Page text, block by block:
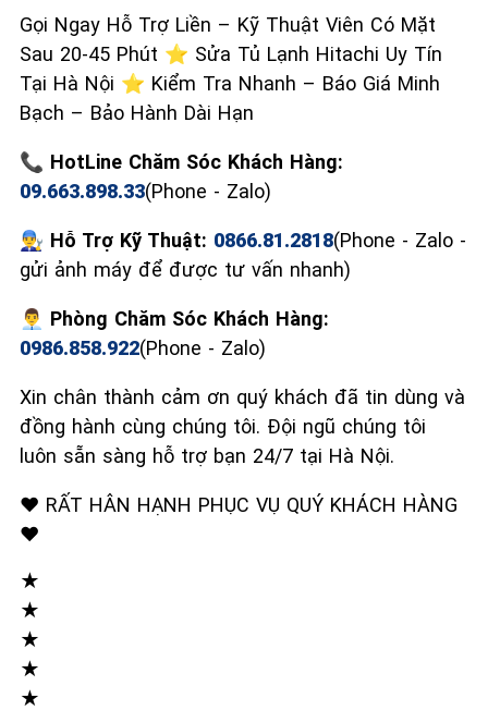
Gọi Ngay Hỗ Trợ Liền – Kỹ Thuật Viên Có Mặt
Sau 20-45 Phút ⭐ Sửa Tủ Lạnh Hitachi Uy Tín
Tại Hà Nội ⭐ Kiểm Tra Nhanh – Báo Giá Minh
Bạch – Bảo Hành Dài Hạn
📞 HotLine Chăm Sóc Khách Hàng:
09.663.898.33(Phone - Zalo)
👨‍🔧 Hỗ Trợ Kỹ Thuật: 0866.81.2818(Phone - Zalo -
gửi ảnh máy để được tư vấn nhanh)
👨‍💼 Phòng Chăm Sóc Khách Hàng:
0986.858.922(Phone - Zalo)
Xin chân thành cảm ơn quý khách đã tin dùng và
đồng hành cùng chúng tôi. Đội ngũ chúng tôi
luôn sẵn sàng hỗ trợ bạn 24/7 tại Hà Nội.
❤️ RẤT HÂN HẠNH PHỤC VỤ QUÝ KHÁCH HÀNG
❤️
★
★
★
★
★